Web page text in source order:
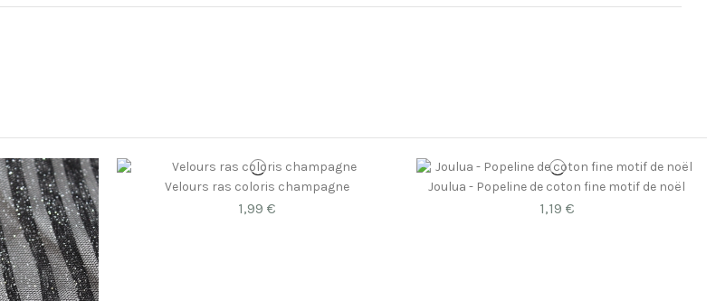
Velours ras coloris champagne
1,99 €
Joulua - Popeline de coton fine motif de noël
1,19 €